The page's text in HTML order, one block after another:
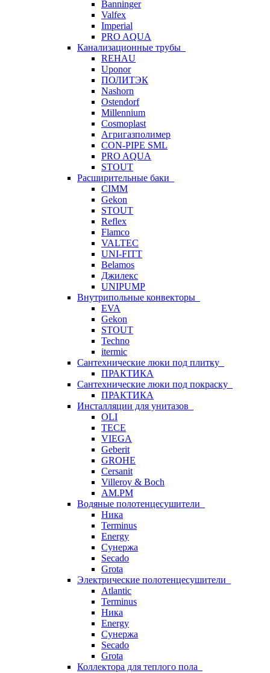
Banninger
Valfex
Imperial
PRO AQUA
Канализационные трубы
REHAU
Uponor
ПОЛИТЭК
Nashorn
Ostendorf
Millennium
Cosmoplast
Агригазполимер
CON-PIPE SML
PRO AQUA
STOUT
Расширительные баки
CIMM
Gekon
STOUT
Reflex
Flamco
VALTEC
UNI-FITT
Belamos
Джилекс
UNIPUMP
Внутрипольные конвекторы
EVA
Gekon
STOUT
Techno
itermic
Сантехнические люки под плитку
ПРАКТИКА
Сантехнические люки под покраску
ПРАКТИКА
Инсталляции для унитазов
OLI
TECE
VIEGA
Geberit
GROHE
Cersanit
Villeroy & Boch
AM.PM
Водяные полотенцесушители
Ника
Terminus
Energy
Сунержа
Secado
Grota
Электрические полотенцесушители
Atlantic
Terminus
Ника
Energy
Сунержа
Secado
Grota
Коллектора для теплого пола